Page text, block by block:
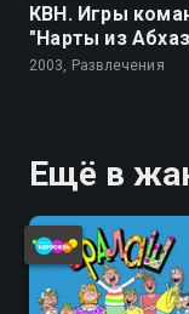
КВН. Игры
"Нарты из
(Сухум)
2003, Развлечения
Ещё в